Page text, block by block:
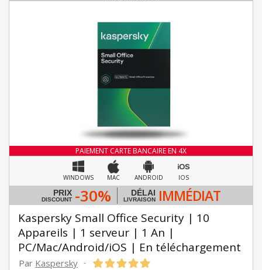
PAIEMENT CARTE BANCAIRE EN 4X
WINDOWS MAC ANDROID IOS
PRIX
DISCOUNT -30% DÉLAI
LIVRAISON IMMÉDIAT
Kaspersky Small Office Security | 10
Appareils | 1 serveur | 1 An |
PC/Mac/Android/iOS | En téléchargement
Par Kaspersky -